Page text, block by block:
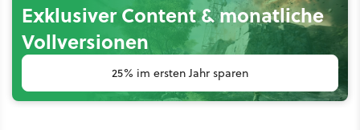
Exklusiver Content & monatliche
Vollversionen
25% im ersten Jahr sparen